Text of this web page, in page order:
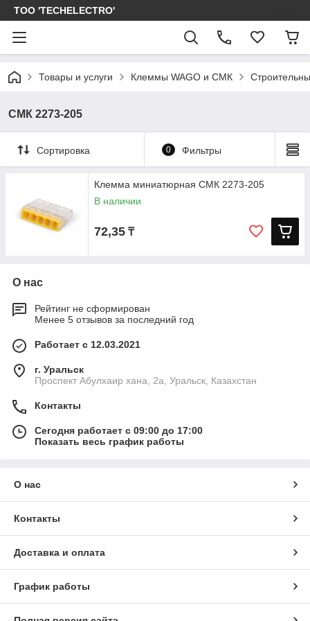
ТОО 'TECHELECTRO'
Товары и услуги Клеммы WAGO и СМК
СМК 2273-205
Сортировка 0 Фильтры
Клемма миниатюрная СМК 2273-205
В наличии
72,35 ₸
О нас
Рейтинг не сформирован
Менее 5 отзывов за последний год
Работает с 12.03.2021
г. Уральск
Проспект Абулхаир хана, 2а, Уральск, Казахстан
Контакты
Сегодня работает с 09:00 до 17:00
Показать весь график работы
О нас
Контакты
Доставка и оплата
График работы